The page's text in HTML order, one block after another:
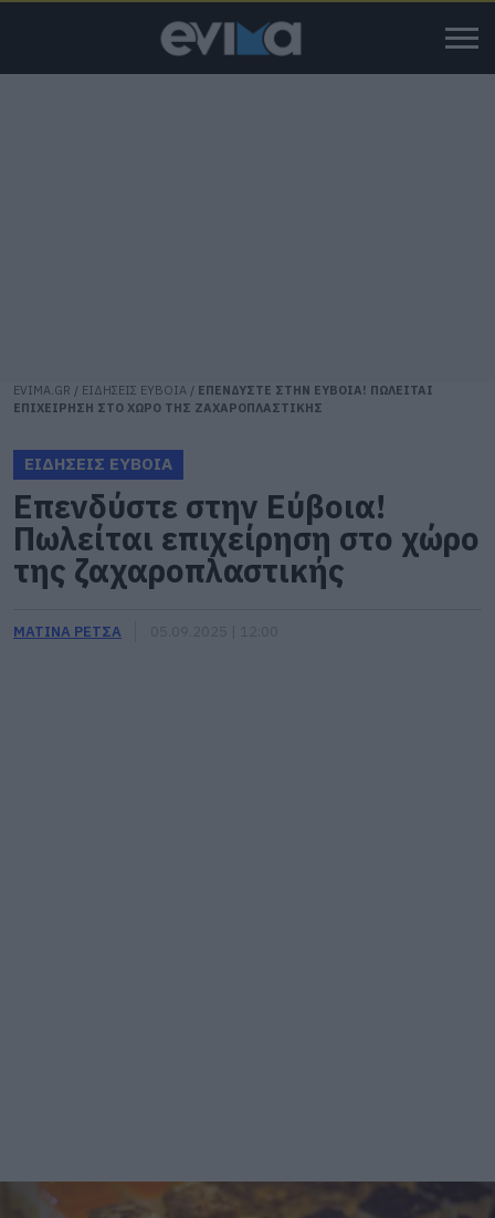
EVIMA.GR / ΕΙΔΗΣΕΙΣ ΕΥΒΟΙΑ / ΕΠΕΝΔΥΣΤΕ ΣΤΗΝ ΕΥΒΟΙΑ! ΠΩΛΕΙΤΑΙ
ΕΠΙΧΕΙΡΗΣΗ ΣΤΟ ΧΩΡΟ ΤΗΣ ΖΑΧΑΡΟΠΛΑΣΤΙΚΗΣ
ΕΙΔΗΣΕΙΣ ΕΥΒΟΙΑ
Επενδύστε στην Εύβοια!
Πωλείται επιχείρηση στο χώρο
της ζαχαροπλαστικής
ΜΑΤΙΝΑ ΡΕΤΣΑ